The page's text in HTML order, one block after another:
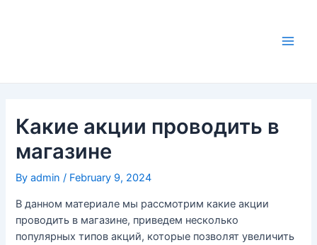
Какие акции проводить в
магазине
Byadmin/ February 9, 2024
В данном материале мы рассмотрим какие акции
проводить в магазине, приведем несколько
популярных типов акций, которые позволят увеличить